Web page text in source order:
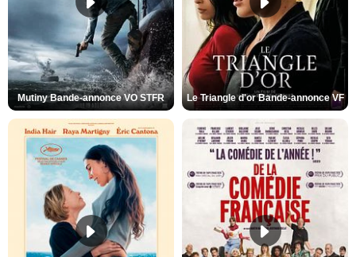
Mutiny Bande-annonce VO STFR Le Triangle d'or Bande-annonce VF